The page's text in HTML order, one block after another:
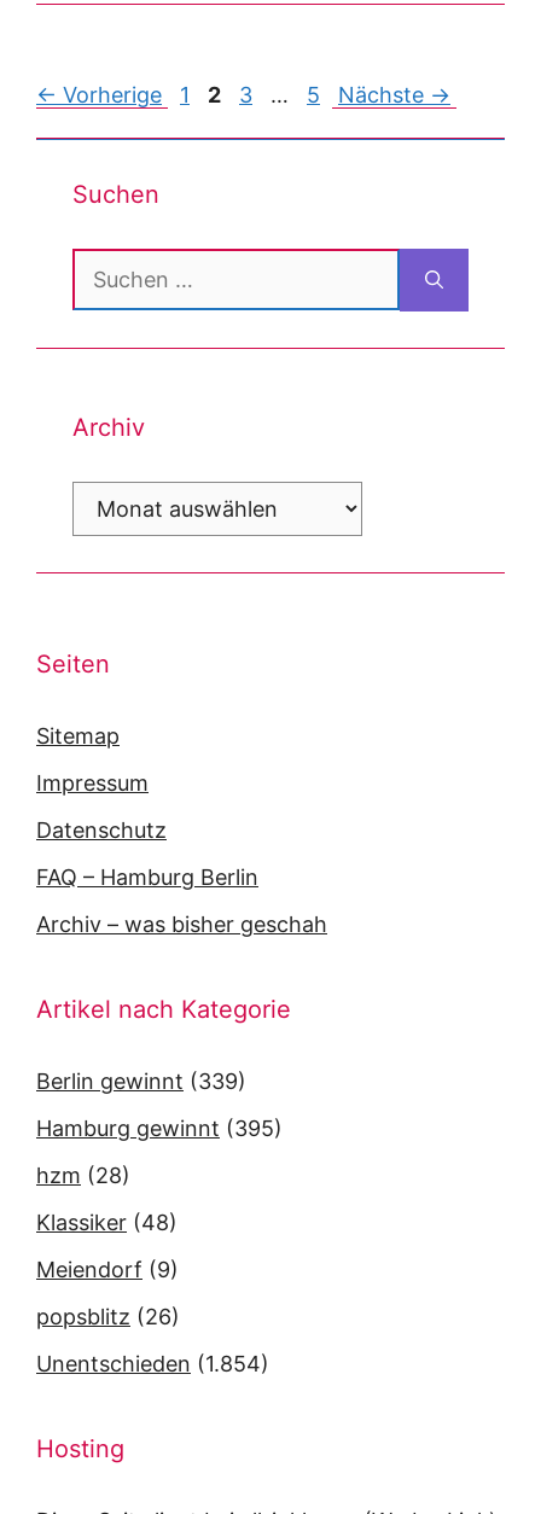
Post
← Vorherige 1 2 3 … 5 Nächste →
Suchen
Suchen
nach:
Archiv
Archiv
Seiten
Sitemap
Impressum
Datenschutz
FAQ – Hamburg Berlin
Archiv – was bisher geschah
Artikel nach Kategorie
Berlin gewinnt (339)
Hamburg gewinnt (395)
hzm (28)
Klassiker (48)
Meiendorf (9)
popsblitz (26)
Unentschieden (1.854)
Hosting